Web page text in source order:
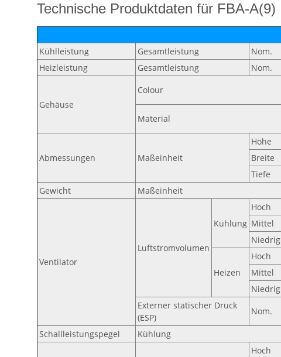
Technische Produktdaten für FBA-A(9)
Kühlleistung
Gesamtleistung Nom.
Heizleistung
Gesamtleistung Nom.
Gehäuse
Colour
Material
Abmessungen Maßeinheit
Höhe
Breite
Tiefe
Gewicht
Maßeinheit
Ventilator
Luftstromvolumen
Kühlung
Hoch
Mittel
Niedrig
Heizen
Hoch
Mittel
Niedrig
Externer statischer Druck
(ESP)
Nom.
Schallleistungspegel Kühlung
Hoch